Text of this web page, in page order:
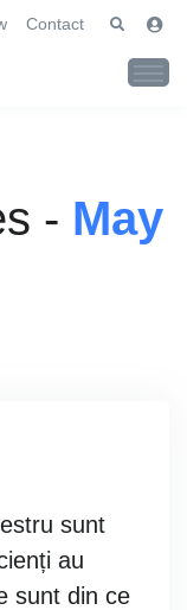
Contact
- May
sunt
au
sunt din ce